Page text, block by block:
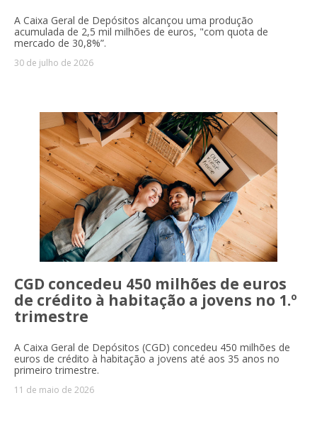
A Caixa Geral de Depósitos alcançou uma produção
acumulada de 2,5 mil milhões de euros, "com quota de
mercado de 30,8%”.
30 de julho de 2026
CGD concedeu 450 milhões de euros
de crédito à habitação a jovens no 1.º
trimestre
A Caixa Geral de Depósitos (CGD) concedeu 450 milhões de
euros de crédito à habitação a jovens até aos 35 anos no
primeiro trimestre.
11 de maio de 2026